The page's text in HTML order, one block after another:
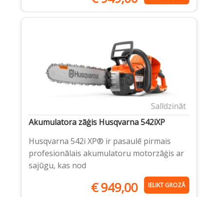
Salīdzināt
Akumulatora zāģis Husqvarna 542iXP
Husqvarna 542i XP® ir pasaulē pirmais
profesionālais akumulatoru motorzāģis ar
sajūgu, kas nod
€949,00 IELIKT GROZĀ